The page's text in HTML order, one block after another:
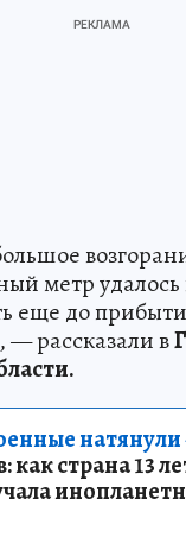
метр
еще до
— рассказали в
натянули
страна 13